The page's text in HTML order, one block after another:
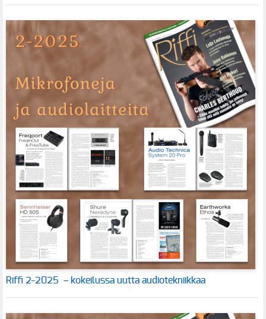
Riffi 2-2025 – kokeilussa uutta audiotekniikkaa